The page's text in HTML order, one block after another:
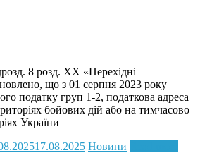
8 розд. ХХ «Перехідні
що з 01 серпня 2023 року
податку груп 1-2, податкова адреса
бойових дій або на тимчасово
України
17.08.2025 Новини